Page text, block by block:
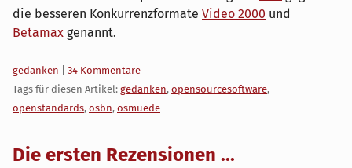
die besseren Konkurrenzformate Video 2000 und
Betamax genannt.
Kategorien:
gedanken
34 Kommentare
Tags für diesen Artikel: gedanken, opensourcesoftware,
openstandards, osbn, osmuede
Die ersten Rezensionen ...